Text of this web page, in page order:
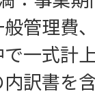
般管理費
一式計
訳書を